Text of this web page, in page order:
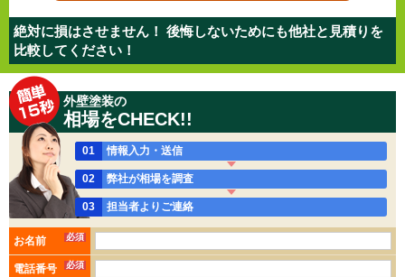
絶対に損はさせません！ 後悔しないためにも他社と見積りを
比較してください！
外壁塗装の
相場をCHECK!!
01 情報入力・送信
02 弊社が相場を調査
03 担当者よりご連絡
お名前 必須
電話番号 必須